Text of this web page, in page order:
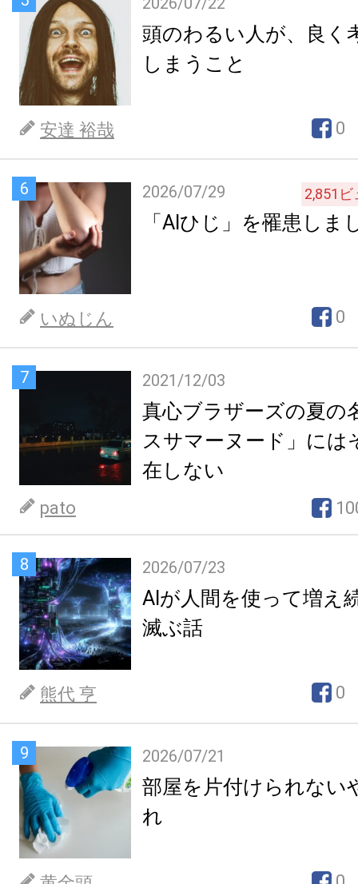
頭のわるい人が、良く
しまうこと
安達 裕哉 0
6 2026/07/29 2,851 ビ
「AIひじ」を罹患しま
いぬじん 0
7 2021/12/03
真心ブラザーズの夏の
スサマーヌード」には
在しない
pato
8 2026/07/23
AIが人間を使って増え
滅ぶ話
熊代 亨 0
9 2026/07/21
部屋を片付けられない
れ